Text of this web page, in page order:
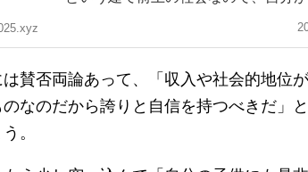
は賛否両論あって、「収入や社会的地位
のなのだから誇りと自信を持つべきだ」
。